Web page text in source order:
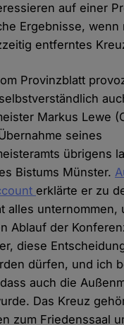
auf einer
Ergebnisse, wenn
entferntes
Provinzblatt
Markus Lewe
seines
übrigens
Bistums Münster.
erklärte er zu
alles unternommen,
Ablauf der
diese
dürfen, und ich
auch die
Das Kreuz
zum Friedenssaal